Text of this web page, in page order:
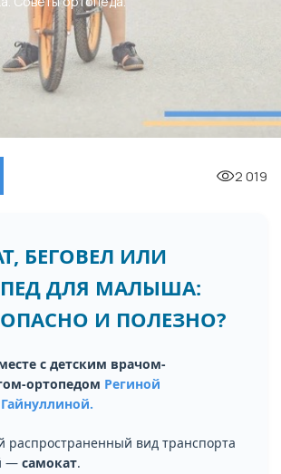
2 019
БЕГОВЕЛ ИЛИ
ДЛЯ МАЛЫША:
И ПОЛЕЗНО?
с детским врачом-
ортопедом Региной
распространенный вид транспорта
— самокат.